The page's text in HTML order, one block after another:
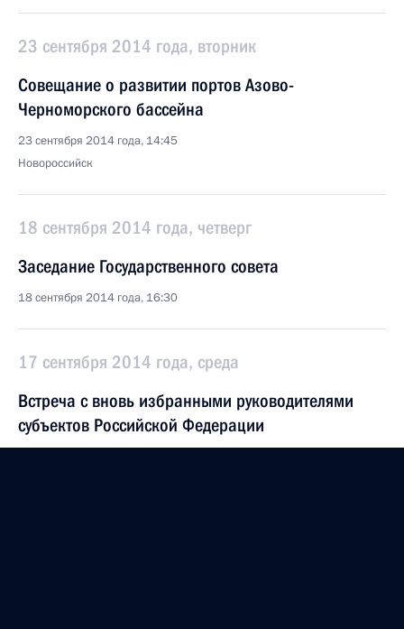
23 сентября 2014 года, вторник
Совещание о развитии портов Азово-
Черноморского бассейна
23 сентября 2014 года, 14:45
Новороссийск
18 сентября 2014 года, четверг
Заседание Государственного совета
18 сентября 2014 года, 16:30
17 сентября 2014 года, среда
Встреча с вновь избранными руководителями
субъектов Российской Федерации